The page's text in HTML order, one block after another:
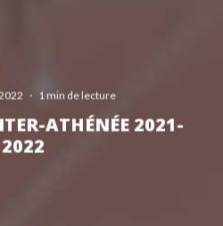
· 1 min de lecture
ATHÉNÉE 2021-
2022